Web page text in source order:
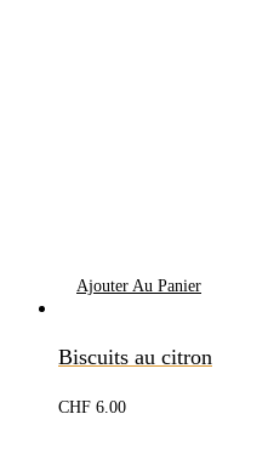
Ajouter Au Panier
Biscuits au citron
CHF 6.00